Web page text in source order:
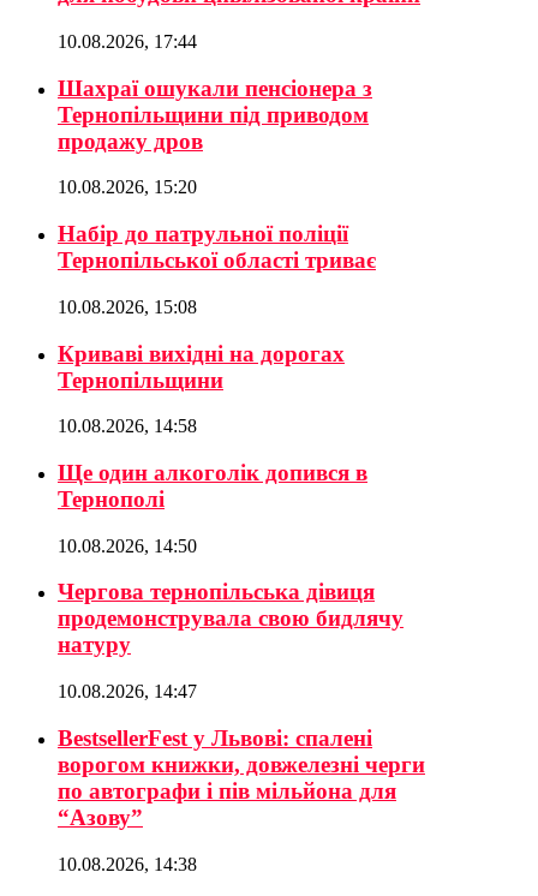
10.08.2026, 17:44
Шахраї ошукали пенсіонера з
Тернопільщини під приводом
продажу дров
10.08.2026, 15:20
Набір до патрульної поліції
Тернопільської області триває
10.08.2026, 15:08
Криваві вихідні на дорогах
Тернопільщини
10.08.2026, 14:58
Ще один алкоголік допився в
Тернополі
10.08.2026, 14:50
Чергова тернопільська дівиця
продемонструвала свою бидлячу
натуру
10.08.2026, 14:47
BestsellerFest у Львові: спалені
ворогом книжки, довжелезні черги
по автографи і пів мільйона для
“Азову”
10.08.2026, 14:38